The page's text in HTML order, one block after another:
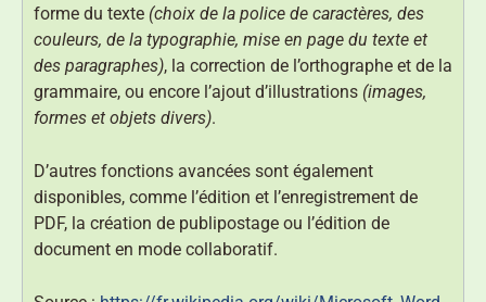
forme du texte (choix de la police de caractères, des
couleurs, de la typographie, mise en page du texte et
des paragraphes), la correction de l’orthographe et de la
grammaire, ou encore l’ajout d’illustrations (images,
formes et objets divers).
D’autres fonctions avancées sont également
disponibles, comme l’édition et l’enregistrement de
PDF, la création de publipostage ou l’édition de
document en mode collaboratif.